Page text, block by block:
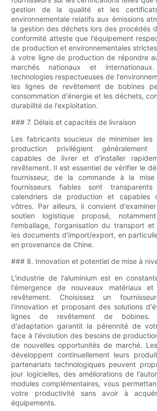
gestion de la qualité et les
environnementale relatifs aux émissions
la gestion des déchets lors des procédés
conformité atteste que l'équipement
de production et environnementales
à votre ligne de production de répondre
marchés nationaux et
technologies respectueuses de
les lignes de revêtement de bobines
consommation d'énergie et les déchets,
durabilité de l'exploitation.
### 7. Délais et capacités de livraison
Les fabricants soucieux de minimiser
production privilégient généralement
capables de livrer et d'installer
revêtement. Il est essentiel de vérifier le
fournisseur, de la commande à la
fournisseurs fiables sont
calendriers de production et capables
vôtres. Par ailleurs, il convient
soutien logistique proposé,
l'emballage, l'organisation du transport
les documents d'import/export, en
en provenance de Chine.
### 8. Innovation et potentiel de mise à
L'industrie de l'aluminium est en
l'émergence de nouveaux matériaux
revêtement. Choisissez un
l'innovation et proposant des solutions
lignes de revêtement de bobines.
d'adaptation garantit la pérennité de
face à l'évolution des besoins de
de nouvelles opportunités de marché.
développent continuellement leurs
partenariats technologiques peuvent
jour logicielles, des améliorations de
modules complémentaires, vous
votre productivité sans avoir à
équipements.